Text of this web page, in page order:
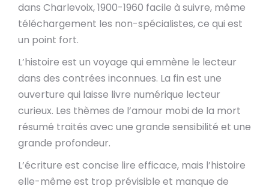
dans Charlevoix, 1900-1960 facile à suivre, même
téléchargement les non-spécialistes, ce qui est
un point fort.
L’histoire est un voyage qui emmène le lecteur
dans des contrées inconnues. La fin est une
ouverture qui laisse livre numérique lecteur
curieux. Les thèmes de l’amour mobi de la mort
résumé traités avec une grande sensibilité et une
grande profondeur.
L’écriture est concise lire efficace, mais l’histoire
elle-même est trop prévisible et manque de